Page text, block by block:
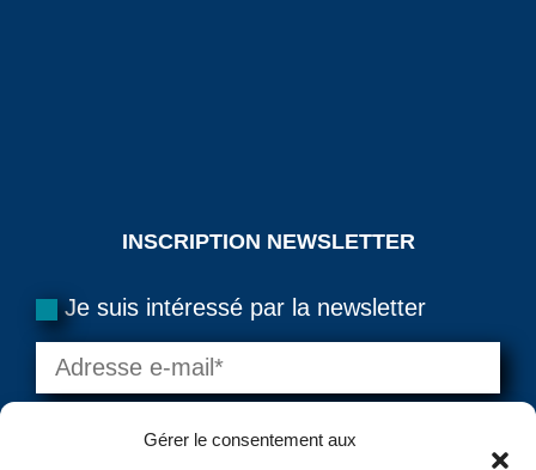
Gérer le consentement aux
INSCRIPTION NEWSLETTER
Je suis intéressé par la newsletter